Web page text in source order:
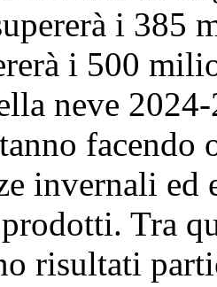
i 385
i 500
neve
facendo
invernali ed
Tra
risultati